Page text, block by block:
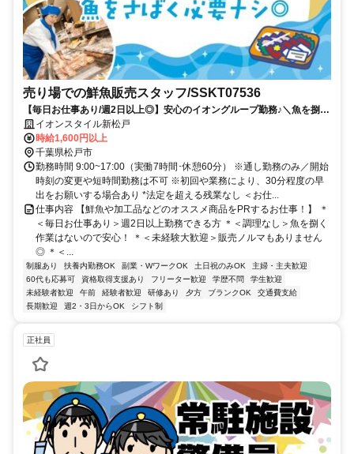
売り場での鮮魚販売スタッフ/SSKT07536
【毎日お仕事あり/週2日以上◎】安心のイオングループ勤務♪＼魚を捌く
作業なし！／おいしいお魚や加工品のご紹介や接客がメイン♪事前研修で
未経験も安心＊
イオンスタイル新松戸
時給1,600円以上
千葉県松戸市
勤務時間 9:00~17:00（実働7時間･休憩60分） ※通し勤務のみ／開始
時刻の変更や短時間勤務は不可 ※初回や業務により、30分程度の早
出をお願いする場合あり *法定を超える残業なし ＜お仕...
仕事内容 【鮮魚や加工品などのオススメ商品をPRするお仕事！】 ＊
＜毎日お仕事あり＞週2日以上勤務できる方 ＊＜調理なし＞魚を捌く
作業はないので安心！ ＊＜未経験大歓迎＞販売ノルマもありません
◎ ＊＜...
制服あり 扶養内勤務OK 副業・WワークOK 土日祝のみOK
主婦・主夫歓迎
60代も応募可
資格取得支援あり フリーター歓迎 学歴不問
学生歓迎
未経験者歓迎
午前 経験者歓迎 研修あり 夕方 ブランクOK
交通費支給
長期歓迎
週2・3日からOK シフト制
正社員